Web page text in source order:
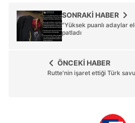
SONRAKİ HABER
"Yüksek puanlı adaylar
patladı
ÖNCEKİ HABER
Rutte'nin işaret ettiği Türk